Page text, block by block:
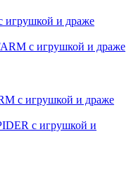
игрушкой и драже
с игрушкой и драже